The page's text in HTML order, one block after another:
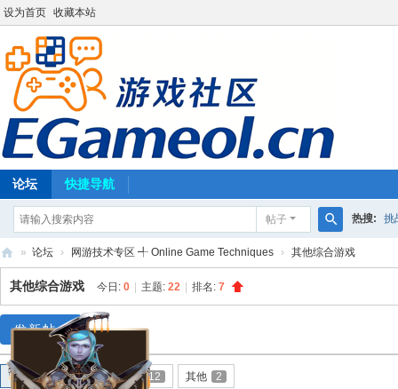
设为首页 收藏本站
论坛 快捷导航
帖子
搜
索
热搜: 挑
E
G
m
eo
» 论坛 › 网游技术专区 ╃ Online Game Techniques › 其他综合游戏
其他综合游戏 今日: 0 主题: 22 排名: 7
发新帖
全部 游戏 7 工具 12 其他 2